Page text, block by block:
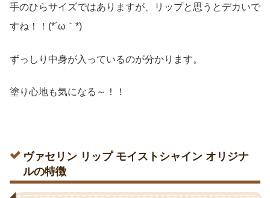
手のひらサイズではありますが、リップと思うとデカいで
すね！！(*´ω｀*)
ずっしり中身が入っているのが分かります。
塗り心地も気になる～！！
ヴァセリン リップ モイストシャイン オリジナ
ルの特徴